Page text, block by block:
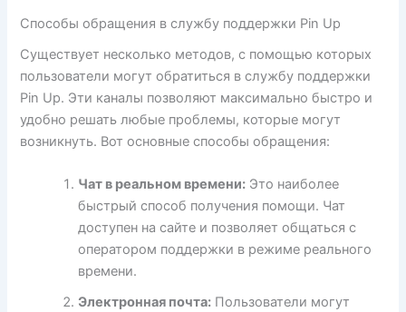
Способы обращения в службу поддержки Pin Up
Существует несколько методов, с помощью которых
пользователи могут обратиться в службу поддержки
Pin Up. Эти каналы позволяют максимально быстро и
удобно решать любые проблемы, которые могут
возникнуть. Вот основные способы обращения:
Чат в реальном времени: Это наиболее
быстрый способ получения помощи. Чат
доступен на сайте и позволяет общаться с
оператором поддержки в режиме реального
времени.
Электронная почта: Пользователи могут